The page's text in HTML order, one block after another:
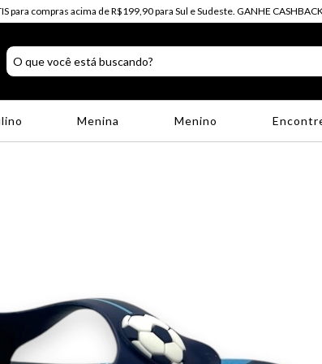
para compras acima de R$199,90 para Sul e Sudeste. GANHE
Menina Menino